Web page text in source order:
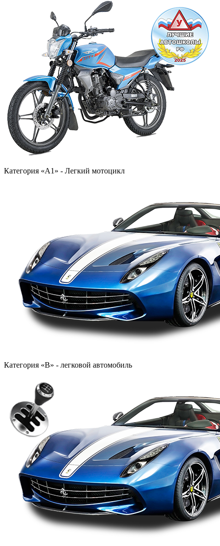
Категория «A1» - Легкий мотоцикл
Категория «B» - легковой автомобиль